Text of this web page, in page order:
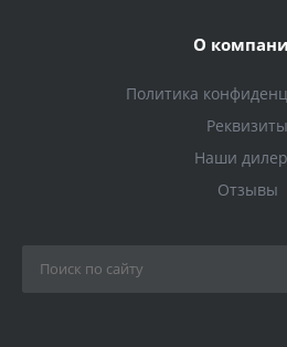
О
Политика
Реквизиты
Наши
Отзывы